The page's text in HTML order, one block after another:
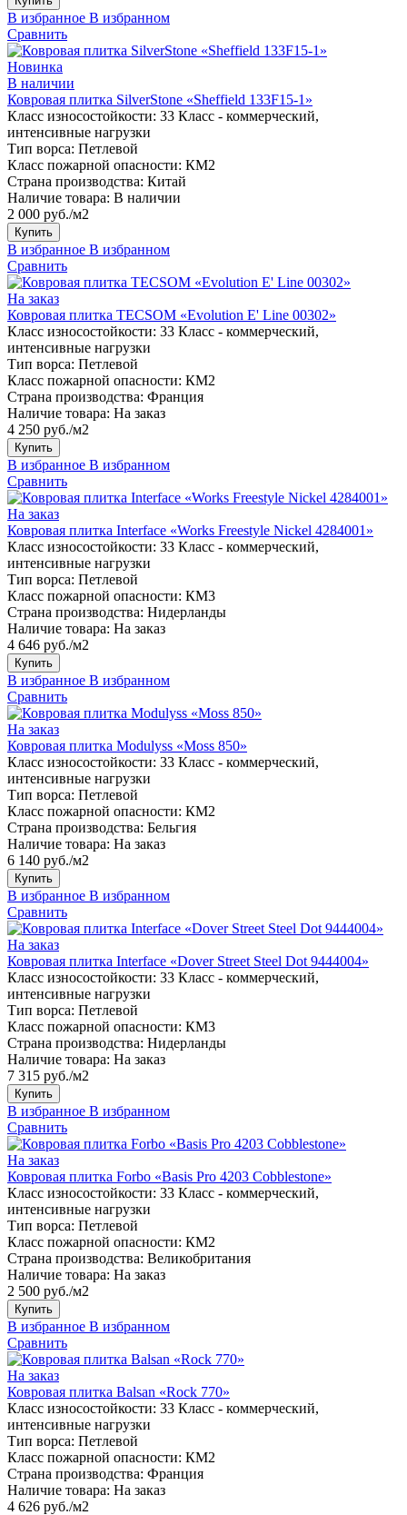
В избранное В избранном
Сравнить
Новинка
В наличии
Ковровая плитка SilverStone «Sheffield 133F15-1»
Класс износостойкости: 33 Класс - коммерческий,
интенсивные нагрузки
Тип ворса: Петлевой
Класс пожарной опасности: КМ2
Страна производства: Китай
Наличие товара: В наличии
2 000 руб./м2
Купить
В избранное В избранном
Сравнить
На заказ
Ковровая плитка TECSOM «Evolution E' Line 00302»
Класс износостойкости: 33 Класс - коммерческий,
интенсивные нагрузки
Тип ворса: Петлевой
Класс пожарной опасности: КМ2
Страна производства: Франция
Наличие товара: На заказ
4 250 руб./м2
Купить
В избранное В избранном
Сравнить
На заказ
Ковровая плитка Interface «Works Freestyle Nickel 4284001»
Класс износостойкости: 33 Класс - коммерческий,
интенсивные нагрузки
Тип ворса: Петлевой
Класс пожарной опасности: КМ3
Страна производства: Нидерланды
Наличие товара: На заказ
4 646 руб./м2
Купить
В избранное В избранном
Сравнить
На заказ
Ковровая плитка Modulyss «Moss 850»
Класс износостойкости: 33 Класс - коммерческий,
интенсивные нагрузки
Тип ворса: Петлевой
Класс пожарной опасности: КМ2
Страна производства: Бельгия
Наличие товара: На заказ
6 140 руб./м2
Купить
В избранное В избранном
Сравнить
На заказ
Ковровая плитка Interface «Dover Street Steel Dot 9444004»
Класс износостойкости: 33 Класс - коммерческий,
интенсивные нагрузки
Тип ворса: Петлевой
Класс пожарной опасности: КМ3
Страна производства: Нидерланды
Наличие товара: На заказ
7 315 руб./м2
Купить
В избранное В избранном
Сравнить
На заказ
Ковровая плитка Forbo «Basis Pro 4203 Cobblestone»
Класс износостойкости: 33 Класс - коммерческий,
интенсивные нагрузки
Тип ворса: Петлевой
Класс пожарной опасности: КМ2
Страна производства: Великобритания
Наличие товара: На заказ
2 500 руб./м2
Купить
В избранное В избранном
Сравнить
На заказ
Ковровая плитка Balsan «Rock 770»
Класс износостойкости: 33 Класс - коммерческий,
интенсивные нагрузки
Тип ворса: Петлевой
Класс пожарной опасности: КМ2
Страна производства: Франция
Наличие товара: На заказ
4 626 руб./м2